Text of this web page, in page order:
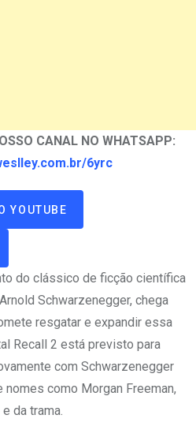
CANAL NO WHATSAPP:
6yrc
YOUTUBE
do clássico de ficção científica
Schwarzenegger, chega
resgatar e expandir essa
Recall 2 está previsto para
com Schwarzenegger
nomes como Morgan Freeman,
da trama.